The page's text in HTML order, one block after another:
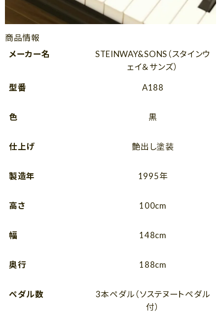
商品情報
メーカー名
STEINWAY&SONS（スタインウ
ェイ＆サンズ）
型番
A188
色 黒
仕上げ 艶出し塗装
製造年 1995年
高さ 100cm
幅 148cm
奥行 188cm
ペダル数
3本ペダル（ソステヌートペダル
付）